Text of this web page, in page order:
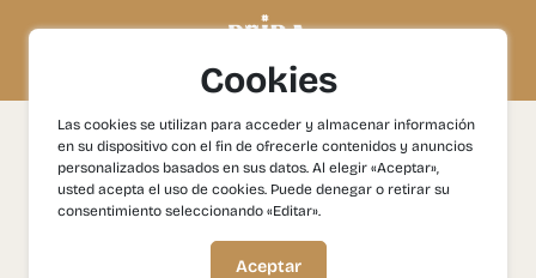
Condiciones generales
Cookies
Las cookies se utilizan para acceder y almacenar información
en su dispositivo con el fin de ofrecerle contenidos y anuncios
personalizados basados en sus datos. Al elegir «Aceptar»,
usted acepta el uso de cookies. Puede denegar o retirar su
consentimiento seleccionando «Editar».
Aceptar